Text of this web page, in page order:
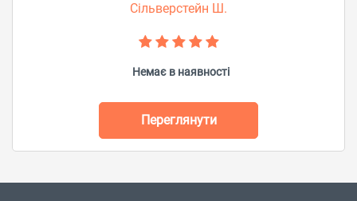
Сільверстейн Ш.
Немає в наявності
Переглянути